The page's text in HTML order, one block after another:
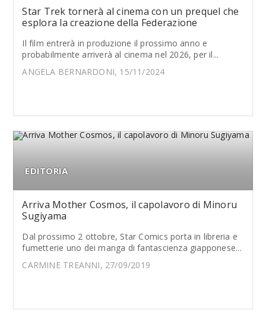
Star Trek tornerà al cinema con un prequel che
esplora la creazione della Federazione
Il film entrerà in produzione il prossimo anno e
probabilmente arriverà al cinema nel 2026, per il...
ANGELA BERNARDONI, 15/11/2024
EDITORIA
Arriva Mother Cosmos, il capolavoro di Minoru
Sugiyama
Dal prossimo 2 ottobre, Star Comics porta in libreria e
fumetterie uno dei manga di fantascienza giapponese...
CARMINE TREANNI, 27/09/2019